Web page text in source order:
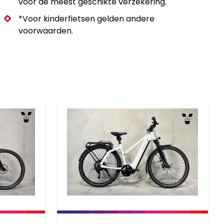
*Voor kinderfietsen gelden andere
voorwaarden.